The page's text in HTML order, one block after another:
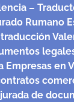
–
Rumano
Empresas en
de